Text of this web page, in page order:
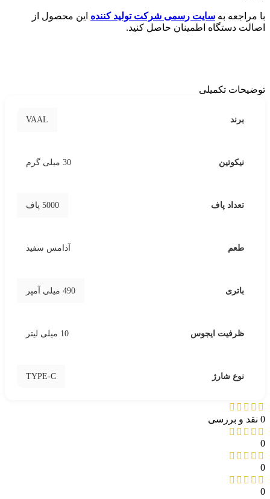
با مراجعه به سایت رسمی شرکت تولید کننده این محصول از
اصالت دستگاه اطمینان حاصل کنید.
توضیحات تکمیلی
برند VAAL
نیکوتین 30 میلی گرم
تعداد پاف 5000 پاف
طعم آدامس سفید
باتری 490 میلی آمپر
ظرفیت ایجوس 10 میلی لیتر
نوع شارژ TYPE-C
0 نقد و بررسی
0
0
0